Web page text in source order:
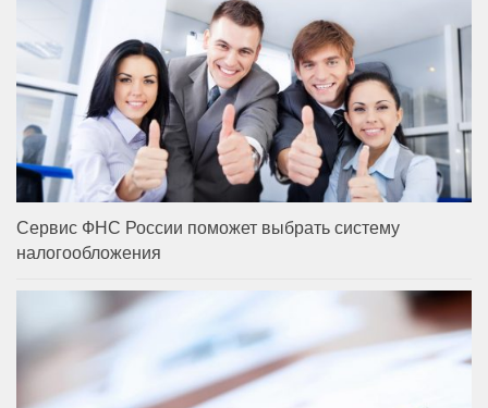
Сервис ФНС России поможет выбрать систему
налогообложения